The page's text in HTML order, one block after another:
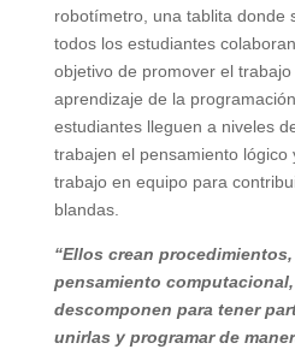
robotímetro, una tablita donde
todos los estudiantes
objetivo de promover el
aprendizaje de la
estudiantes lleguen a niveles
trabajen el pensamiento
trabajo en equipo para
blandas.
“Ellos crean
pensamiento
descomponen para tener
unirlas y programar de